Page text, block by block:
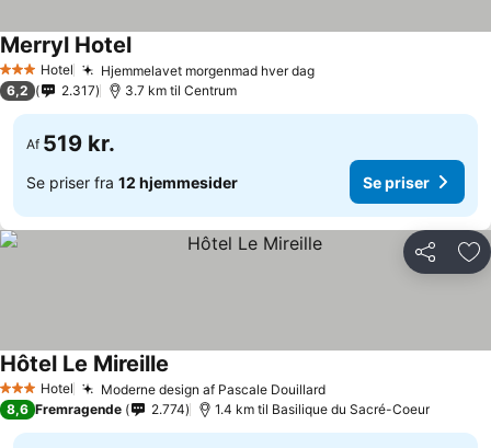
3 StjernerHotel Hjemmelavet morgenmad hver dag
Merryl Hotel
6,2 2.317 3.7 km til Centrum
Af 519 kr.
Se priser fra 12 hjemmesider Se priser
Del
3 StjernerHotel Moderne design af Pascale Douillard
Hôtel Le Mireille
8,6 Fremragende 2.774 1.4 km til Basilique du Sacré-Coeur